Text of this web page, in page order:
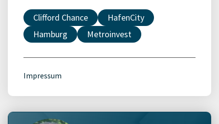
Clifford Chance
HafenCity
Hamburg
Metroinvest
Impressum